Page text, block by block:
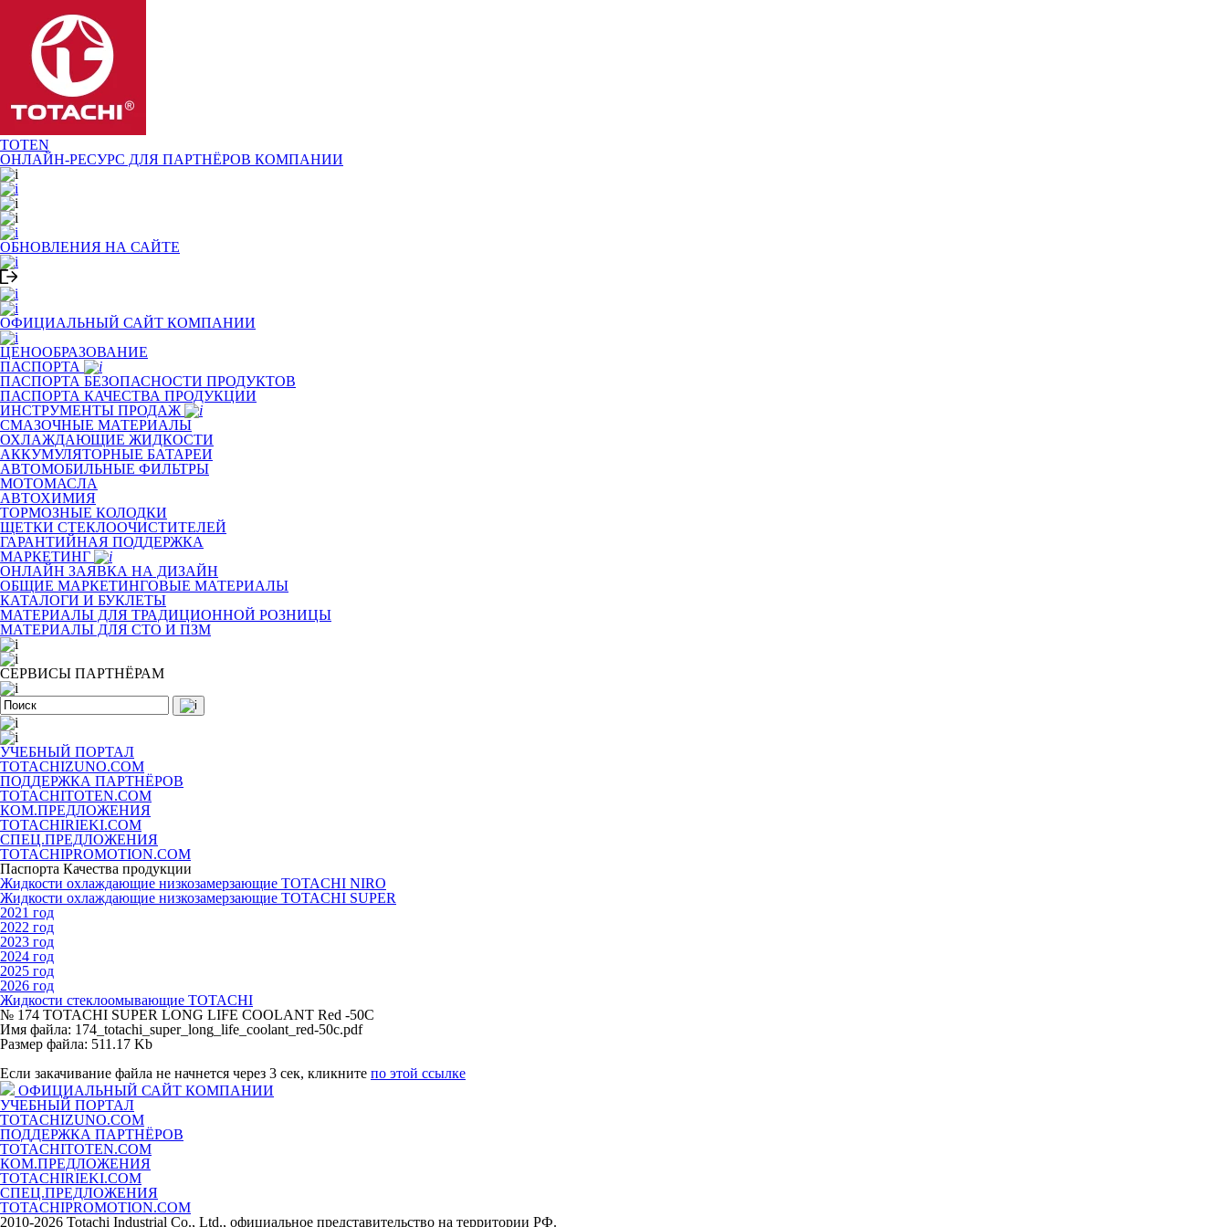
TOTEN
ОНЛАЙН-РЕСУРС ДЛЯ ПАРТНЁРОВ КОМПАНИИ
ОБНОВЛЕНИЯ НА САЙТЕ
ОФИЦИАЛЬНЫЙ САЙТ КОМПАНИИ
ЦЕНООБРАЗОВАНИЕ
ПАСПОРТА
ПАСПОРТА БЕЗОПАСНОСТИ ПРОДУКТОВ
ПАСПОРТА КАЧЕСТВА ПРОДУКЦИИ
ИНСТРУМЕНТЫ ПРОДАЖ
СМАЗОЧНЫЕ МАТЕРИАЛЫ
ОХЛАЖДАЮЩИЕ ЖИДКОСТИ
АККУМУЛЯТОРНЫЕ БАТАРЕИ
АВТОМОБИЛЬНЫЕ ФИЛЬТРЫ
МОТОМАСЛА
АВТОХИМИЯ
ТОРМОЗНЫЕ КОЛОДКИ
ЩЕТКИ СТЕКЛООЧИСТИТЕЛЕЙ
ГАРАНТИЙНАЯ ПОДДЕРЖКА
МАРКЕТИНГ
ОНЛАЙН ЗАЯВКА НА ДИЗАЙН
ОБЩИЕ МАРКЕТИНГОВЫЕ МАТЕРИАЛЫ
КАТАЛОГИ И БУКЛЕТЫ
МАТЕРИАЛЫ ДЛЯ ТРАДИЦИОННОЙ РОЗНИЦЫ
МАТЕРИАЛЫ ДЛЯ СТО И ПЗМ
СЕРВИСЫ ПАРТНЁРАМ
УЧЕБНЫЙ ПОРТАЛ
TOTACHIZUNO.COM
ПОДДЕРЖКА ПАРТНЁРОВ
TOTACHITOTEN.COM
КОМ.ПРЕДЛОЖЕНИЯ
TOTACHIRIEKI.COM
СПЕЦ.ПРЕДЛОЖЕНИЯ
TOTACHIPROMOTION.COM
Паспорта Качества продукции
Жидкости охлаждающие низкозамерзающие TOTACHI NIRO
Жидкости охлаждающие низкозамерзающие TOTACHI SUPER
2021 год
2022 год
2023 год
2024 год
2025 год
2026 год
Жидкости стеклоомывающие TOTACHI
№ 174 TOTACHI SUPER LONG LIFE COOLANT Red -50C
Имя файла: 174_totachi_super_long_life_coolant_red-50c.pdf
Размер файла: 511.17 Kb
Если закачивание файла не начнется через 3 сек, кликните по этой ссылке
ОФИЦИАЛЬНЫЙ САЙТ КОМПАНИИ
УЧЕБНЫЙ ПОРТАЛ
TOTACHIZUNO.COM
ПОДДЕРЖКА ПАРТНЁРОВ
TOTACHITOTEN.COM
КОМ.ПРЕДЛОЖЕНИЯ
TOTACHIRIEKI.COM
СПЕЦ.ПРЕДЛОЖЕНИЯ
TOTACHIPROMOTION.COM
2010-2026 Totachi Industrial Co., Ltd., официальное представительство на территории РФ.